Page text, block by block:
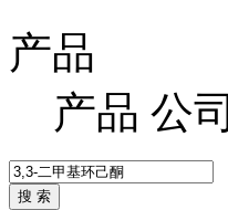
产品
产品 公司
搜 索